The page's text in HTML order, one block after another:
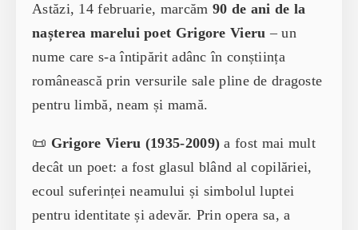
Astăzi, 14 februarie, marcăm 90 de ani de la
nașterea marelui poet Grigore Vieru – un
nume care s-a întipărit adânc în conștiința
românească prin versurile sale pline de dragoste
pentru limbă, neam și mamă.
📜 Grigore Vieru (1935-2009) a fost mai mult
decât un poet: a fost glasul blând al copilăriei,
ecoul suferinței neamului și simbolul luptei
pentru identitate și adevăr. Prin opera sa, a